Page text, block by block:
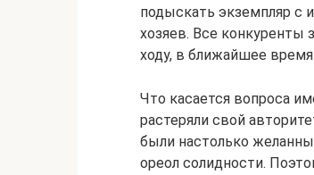
подыскать экземпляр с
хозяев. Все конкуренты
ходу, в ближайшее
Что касается вопроса
растеряли свой
были настолько
ореол солидности.